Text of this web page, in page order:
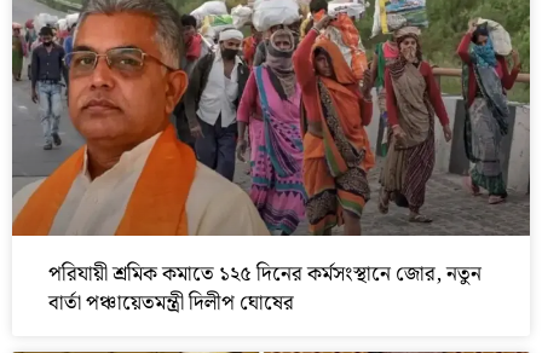
পরিযায়ী শ্রমিক কমাতে ১২৫ দিনের কর্মসংস্থানে জোর, নতুন
বার্তা পঞ্চায়েতমন্ত্রী দিলীপ ঘোষের